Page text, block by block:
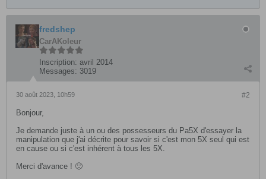
fredshep
CarAKoleur
Inscription: avril 2014
Messages: 3019
#2
30 août 2023, 10h59
Bonjour,
Je demande juste à un ou des possesseurs du Pa5X d'essayer la
manipulation que j'ai décrite pour savoir si c'est mon 5X seul qui est
en cause ou si c'est inhérent à tous les 5X.
Merci d'avance ! 🙂